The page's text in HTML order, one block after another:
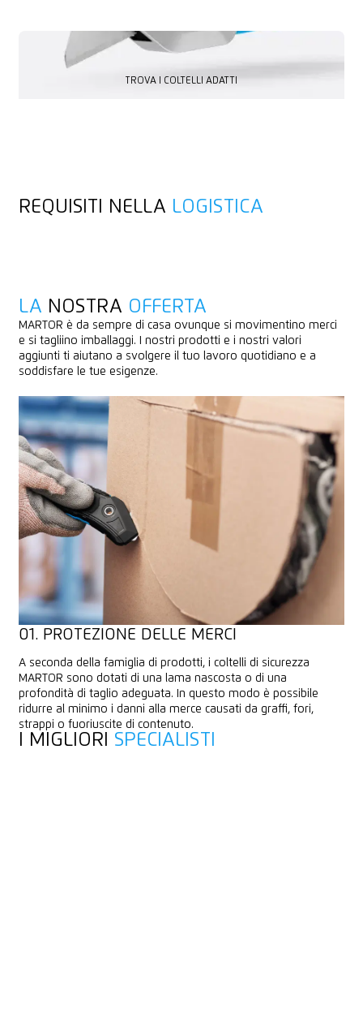
TROVA I COLTELLI ADATTI
REQUISITI NELLA LOGISTICA
LA NOSTRA OFFERTA
MARTOR è da sempre di casa ovunque si movimentino merci
e si tagliino imballaggi. I nostri prodotti e i nostri valori
aggiunti ti aiutano a svolgere il tuo lavoro quotidiano e a
soddisfare le tue esigenze.
01. PROTEZIONE DELLE MERCI
A seconda della famiglia di prodotti, i coltelli di sicurezza
MARTOR sono dotati di una lama nascosta o di una
profondità di taglio adeguata. In questo modo è possibile
ridurre al minimo i danni alla merce causati da graffi, fori,
strappi o fuoriuscite di contenuto.
I MIGLIORI TUTTOFARE
I MIGLIORI SPECIALISTI